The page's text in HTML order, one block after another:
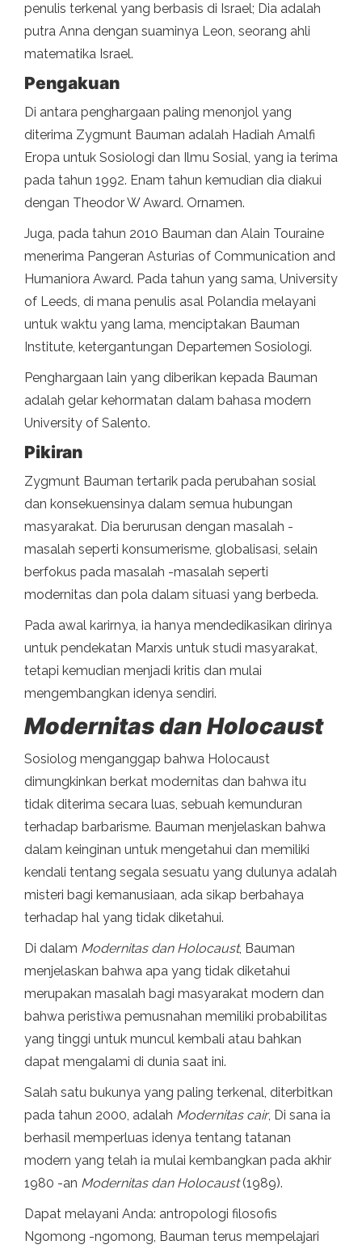
penulis terkenal yang berbasis di Israel; Dia adalah
putra Anna dengan suaminya Leon, seorang ahli
matematika Israel.
Pengakuan
Di antara penghargaan paling menonjol yang
diterima Zygmunt Bauman adalah Hadiah Amalfi
Eropa untuk Sosiologi dan Ilmu Sosial, yang ia terima
pada tahun 1992. Enam tahun kemudian dia diakui
dengan Theodor W Award. Ornamen.
Juga, pada tahun 2010 Bauman dan Alain Touraine
menerima Pangeran Asturias of Communication and
Humaniora Award. Pada tahun yang sama, University
of Leeds, di mana penulis asal Polandia melayani
untuk waktu yang lama, menciptakan Bauman
Institute, ketergantungan Departemen Sosiologi.
Penghargaan lain yang diberikan kepada Bauman
adalah gelar kehormatan dalam bahasa modern
University of Salento.
Pikiran
Zygmunt Bauman tertarik pada perubahan sosial
dan konsekuensinya dalam semua hubungan
masyarakat. Dia berurusan dengan masalah -
masalah seperti konsumerisme, globalisasi, selain
berfokus pada masalah -masalah seperti
modernitas dan pola dalam situasi yang berbeda.
Pada awal karirnya, ia hanya mendedikasikan dirinya
untuk pendekatan Marxis untuk studi masyarakat,
tetapi kemudian menjadi kritis dan mulai
mengembangkan idenya sendiri.
Modernitas dan Holocaust
Sosiolog menganggap bahwa Holocaust
dimungkinkan berkat modernitas dan bahwa itu
tidak diterima secara luas, sebuah kemunduran
terhadap barbarisme. Bauman menjelaskan bahwa
dalam keinginan untuk mengetahui dan memiliki
kendali tentang segala sesuatu yang dulunya adalah
misteri bagi kemanusiaan, ada sikap berbahaya
terhadap hal yang tidak diketahui.
Di dalam Modernitas dan Holocaust, Bauman
menjelaskan bahwa apa yang tidak diketahui
merupakan masalah bagi masyarakat modern dan
bahwa peristiwa pemusnahan memiliki probabilitas
yang tinggi untuk muncul kembali atau bahkan
dapat mengalami di dunia saat ini.
Salah satu bukunya yang paling terkenal, diterbitkan
pada tahun 2000, adalah Modernitas cair, Di sana ia
berhasil memperluas idenya tentang tatanan
modern yang telah ia mulai kembangkan pada akhir
1980 -an Modernitas dan Holocaust(1989).
Dapat melayani Anda: antropologi filosofis
Ngomong -ngomong, Bauman terus mempelajari